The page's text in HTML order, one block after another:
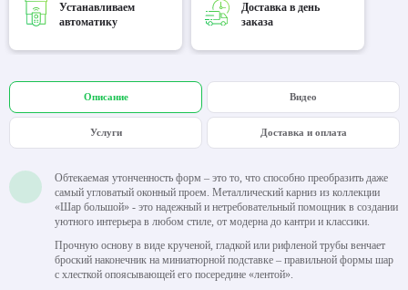
Устанавливаем
автоматику
Доставка в день
заказа
Описание Видео
Услуги Доставка и оплата
Обтекаемая утонченность форм – это то, что способно преобразить даже
самый угловатый оконный проем. Металлический карниз из коллекции
«Шар большой» - это надежный и нетребовательный помощник в создании
уютного интерьера в любом стиле, от модерна до кантри и классики.
Прочную основу в виде крученой, гладкой или рифленой трубы венчает
броский наконечник на миниатюрной подставке – правильной формы шар
с хлесткой опоясывающей его посередине «лентой».